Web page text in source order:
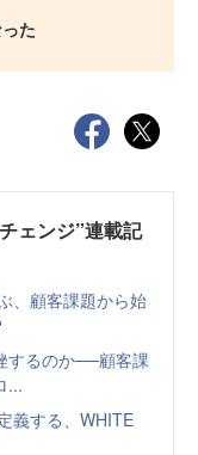
た
ェンジ”連載記
、顧客課題から始
するのか──顧客課
...
義する、WHITE